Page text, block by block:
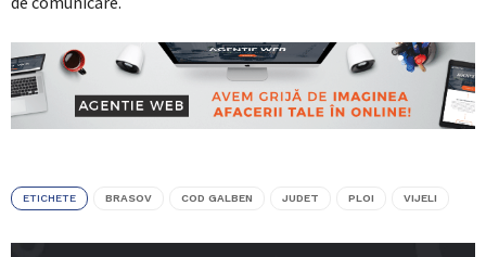
ETICHETE BRASOV COD GALBEN JUDET PLOI VIJELI